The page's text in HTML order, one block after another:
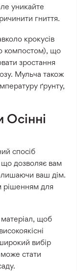
уникайте
гниття.
крокусів
компостом), що
зростання
Мульча також
ґрунту,
спосіб
що дозволяє вам
ваш дім.
рішенням для
щоб
вибір
може стати